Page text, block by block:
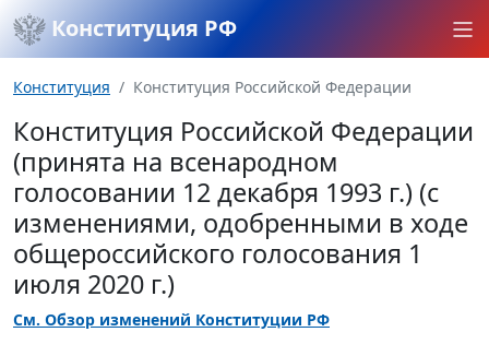
Конституция РФ
Конституция Конституция Российской Федерации
Конституция Российской Федерации
(принята на всенародном
голосовании 12 декабря 1993 г.) (с
изменениями, одобренными в ходе
общероссийского голосования 1
июля 2020 г.)
См. Обзор изменений Конституции РФ